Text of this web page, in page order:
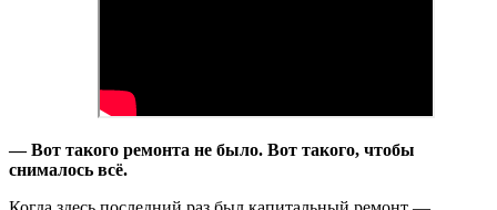
— Вот такого ремонта не было. Вот такого, чтобы
снималось всё.